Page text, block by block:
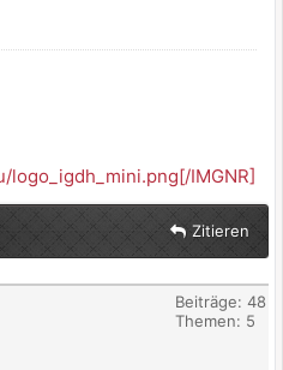
logo_igdh_mini.png[/IMGNR]
Zitieren
Beiträge: 48
Themen: 5